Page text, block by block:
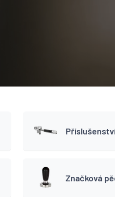
Značková